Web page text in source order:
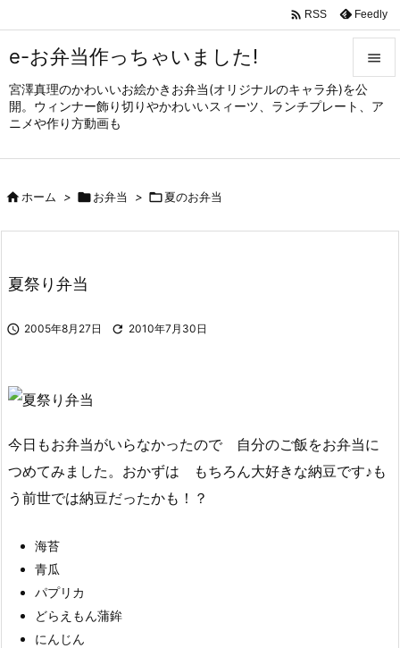
e-お弁当作っちゃいました!
宮澤真理のかわいいお絵かきお弁当(オリジナルのキャラ弁)を公
開。ウィンナー飾り切りやかわいいスィーツ、ランチプレート、ア
ニメや作り方動画も


メニュ
サイド

 RSS Feedly
ホーム > お弁当 > 夏のお弁当
夏祭り弁当
 2005年8月27日  2010年7月30日
今日もお弁当がいらなかったので 自分のご飯をお弁当に
つめてみました。おかずは もちろん大好きな納豆です♪も
う前世では納豆だったかも！？
海苔
青瓜
パプリカ
どらえもん蒲鉾
にんじん